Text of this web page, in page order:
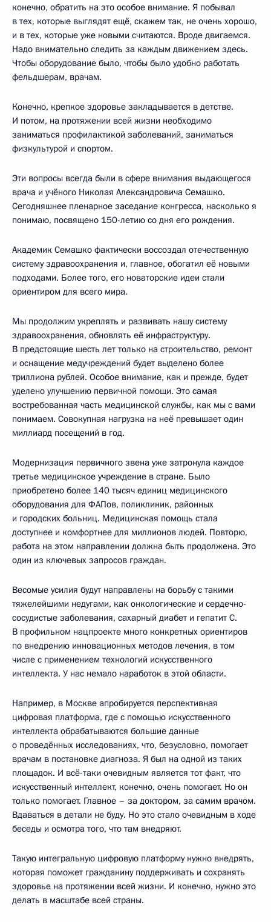
конечно, обратить на это особое внимание. Я побывал
в тех, которые выглядят ещё, скажем так, не очень хорошо,
и в тех, которые уже новыми считаются. Вроде двигаемся.
Надо внимательно следить за каждым движением здесь.
Чтобы оборудование было, чтобы было удобно работать
фельдшерам, врачам.
Конечно, крепкое здоровье закладывается в детстве.
И потом, на протяжении всей жизни необходимо
заниматься профилактикой заболеваний, заниматься
физкультурой и спортом.
Эти вопросы всегда были в сфере внимания выдающегося
врача и учёного Николая Александровича Семашко.
Сегодняшнее пленарное заседание конгресса, насколько я
понимаю, посвящено 150-летию со дня его рождения.
Академик Семашко фактически воссоздал отечественную
систему здравоохранения и, главное, обогатил её новыми
подходами. Более того, его новаторские идеи стали
ориентиром для всего мира.
Мы продолжим укреплять и развивать нашу систему
здравоохранения, обновлять её инфраструктуру.
В предстоящие шесть лет только на строительство, ремонт
и оснащение медучреждений будет выделено более
триллиона рублей. Особое внимание, как и прежде, будет
уделено улучшению первичной помощи. Это самая
востребованная часть медицинской службы, как мы с вами
понимаем. Совокупная нагрузка на неё превышает один
миллиард посещений в год.
Модернизация первичного звена уже затронула каждое
третье медицинское учреждение в стране. Было
приобретено более 140 тысяч единиц медицинского
оборудования для ФАПов, поликлиник, районных
и городских больниц. Медицинская помощь стала
доступнее и комфортнее для миллионов людей. Повторю,
работа на этом направлении должна быть продолжена. Это
один из ключевых запросов граждан.
Весомые усилия будут направлены на борьбу с такими
тяжелейшими недугами, как онкологические и сердечно-
сосудистые заболевания, сахарный диабет и гепатит С.
В профильном нацпроекте много конкретных ориентиров
по внедрению инновационных методов лечения, в том
числе с применением технологий искусственного
интеллекта. У нас немало наработок в этой области.
Например, в Москве апробируется перспективная
цифровая платформа, где с помощью искусственного
интеллекта обрабатываются большие данные
о проведённых исследованиях, что, безусловно, помогает
врачам в постановке диагноза. Я был на одной из таких
площадок. И всё-таки очевидным является тот факт, что
искусственный интеллект, конечно, очень помогает. Но он
только помогает. Главное – за доктором, за самим врачом.
Вдаваться в детали не буду. Но это стало очевидным в ходе
беседы и осмотра того, что там внедряют.
Такую интегральную цифровую платформу нужно внедрять,
которая поможет гражданину поддерживать и сохранять
здоровье на протяжении всей жизни. И конечно, нужно это
делать в масштабе всей страны.